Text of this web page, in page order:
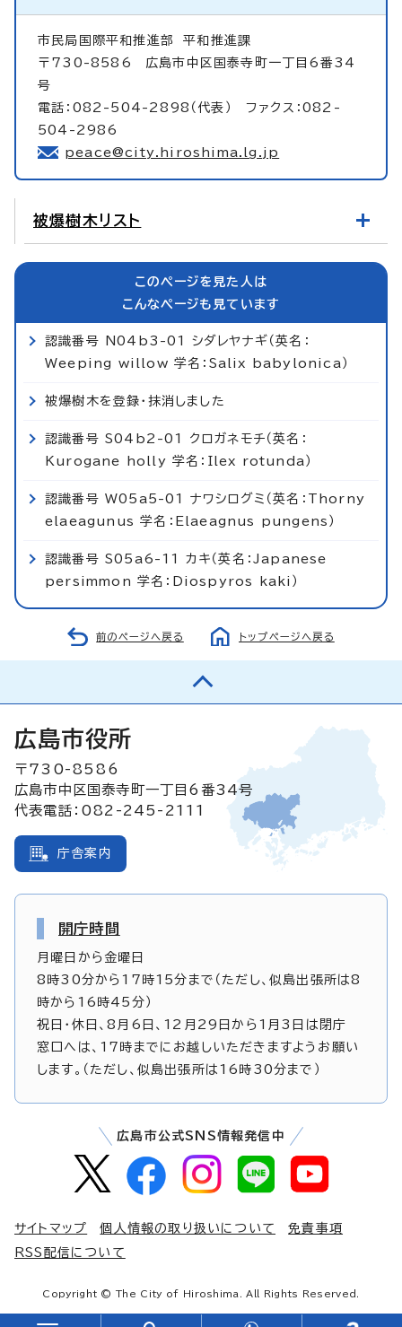
市民局国際平和推進部平和推進課
〒730-8586 広島市中区国泰寺町一丁目6番34
号
電話：082-504-2898（代表） ファクス：082-
504-2986
peace@city.hiroshima.lg.jp
被爆樹木リスト
このページを見た人は
こんなページも見ています
認識番号 N04b3-01 シダレヤナギ（英名：
Weeping willow 学名：Salix babylonica）
被爆樹木を登録・抹消しました
認識番号 S04b2-01 クロガネモチ（英名：
Kurogane holly 学名：Ilex rotunda）
認識番号 W05a5-01 ナワシログミ（英名：Thorny
elaeagunus 学名：Elaeagnus pungens）
認識番号 S05a6-11 カキ（英名：Japanese
persimmon 学名：Diospyros kaki）
前のページへ戻る トップページへ戻る
広島市役所
〒730-8586
広島市中区国泰寺町一丁目6番34号
代表電話：082-245-2111
庁舎案内
開庁時間
月曜日から金曜日
8時30分から17時15分まで（ただし、似島出張所は8
時から16時45分）
祝日・休日、8月6日、12月29日から1月3日は閉庁
窓口へは、17時までにお越しいただきますようお願い
します。（ただし、似島出張所は16時30分まで）
広島市公式SNS情報発信中
サイトマップ 個人情報の取り扱いについて
免責事項
RSS配信について
Copyright © The City of Hiroshima. All Rights Reserved.